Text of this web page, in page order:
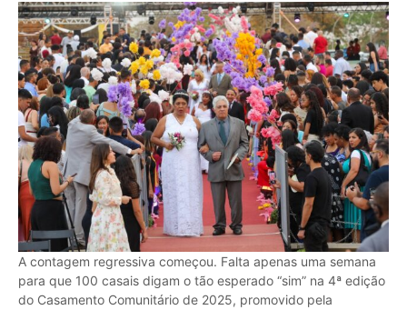
A contagem regressiva começou. Falta apenas uma semana
para que 100 casais digam o tão esperado “sim” na 4ª edição
do Casamento Comunitário de 2025, promovido pela